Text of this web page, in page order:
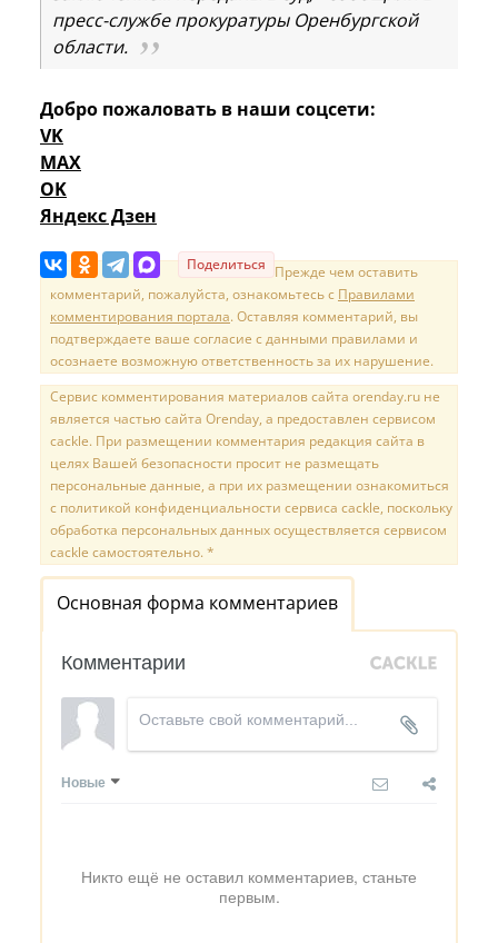
пресс-службе прокуратуры Оренбургской
области.
Добро пожаловать в наши соцсети:
VK
MAX
OK
Яндекс Дзен
Поделиться Прежде чем оставить
комментарий, пожалуйста, ознакомьтесь с Правилами
комментирования портала. Оставляя комментарий, вы
подтверждаете ваше согласие с данными правилами и
осознаете возможную ответственность за их нарушение.
Сервис комментирования материалов сайта orenday.ru не
является частью сайта Orenday, а предоставлен сервисом
cackle. При размещении комментария редакция сайта в
целях Вашей безопасности просит не размещать
персональные данные, а при их размещении ознакомиться
с политикой конфиденциальности сервиса cackle, поскольку
обработка персональных данных осуществляется сервисом
cackle самостоятельно. *
Основная форма комментариев
Комментарии
Новые
Никто ещё не оставил комментариев, станьте
первым.